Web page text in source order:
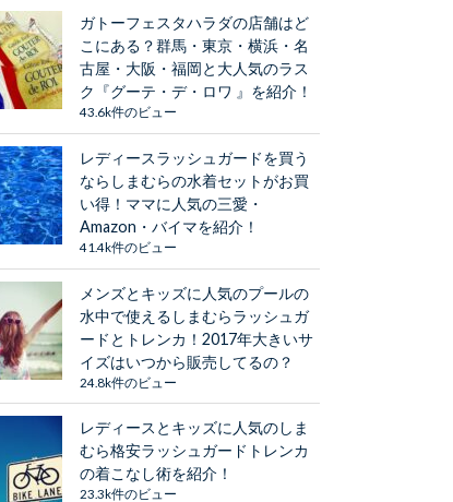
ガトーフェスタハラダの店舗はど
こにある？群馬・東京・横浜・名
古屋・大阪・福岡と大人気のラス
ク『グーテ・デ・ロワ 』を紹介！
43.6k件のビュー
レディースラッシュガードを買う
ならしまむらの水着セットがお買
い得！ママに人気の三愛・
Amazon・バイマを紹介！
41.4k件のビュー
メンズとキッズに人気のプールの
水中で使えるしまむらラッシュガ
ードとトレンカ！2017年大きいサ
イズはいつから販売してるの？
24.8k件のビュー
レディースとキッズに人気のしま
むら格安ラッシュガードトレンカ
の着こなし術を紹介！
23.3k件のビュー